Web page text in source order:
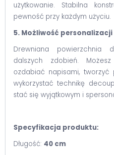
użytkowanie. Stabilna
pewność przy każdym użyciu.
5. Możliwość personalizacji
Drewniana
dalszych zdobień.
ozdabiać napisami,
wykorzystać technikę
stać się wyjątkowym i
Specyfikacja produktu:
Długość: 40 cm